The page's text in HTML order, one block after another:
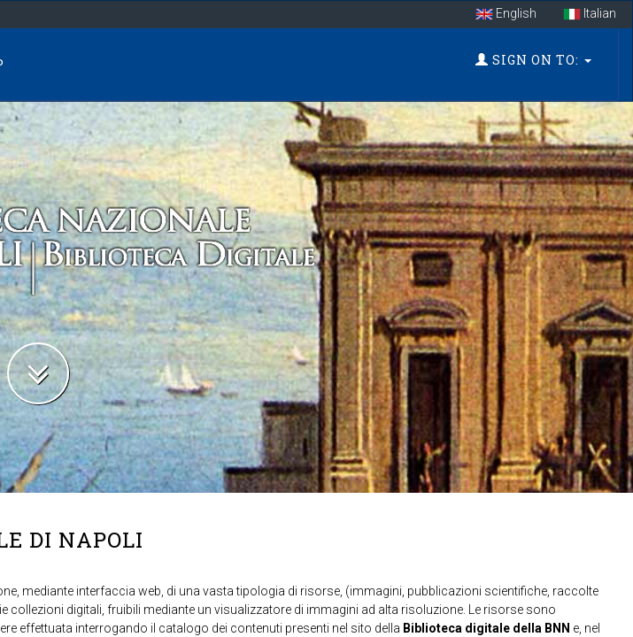
English Italian
SIGN ON TO:
DI NAPOLI
mediante interfaccia web, di una vasta tipologia di risorse, (immagini, pubblicazioni scientifiche, raccolte
collezioni digitali, fruibili mediante un visualizzatore di immagini ad alta risoluzione. Le risorse sono
effettuata interrogando il catalogo dei contenuti presenti nel sito della Biblioteca digitale della BNN e, nel